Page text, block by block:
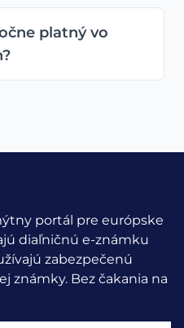
platný vo
portál pre európske
diaľničnú e-známku
zabezpečenú
známky. Bez čakania na